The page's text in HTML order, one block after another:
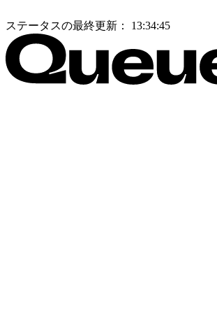
ステータスの最終更新： 13:34:45